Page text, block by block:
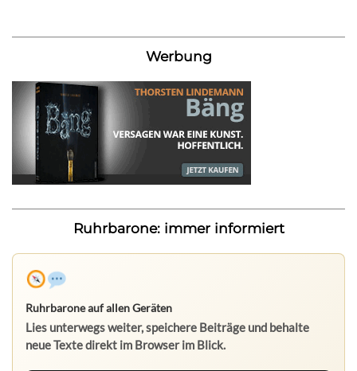
Werbung
Ruhrbarone: immer informiert
Ruhrbarone auf allen Geräten
Lies unterwegs weiter, speichere Beiträge und behalte
neue Texte direkt im Browser im Blick.